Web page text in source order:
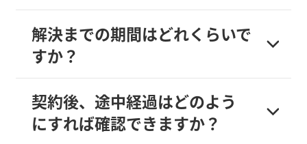
解決までの期間はどれくらいで
すか？
契約後、途中経過はどのよう
にすれば確認できますか？